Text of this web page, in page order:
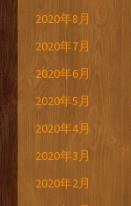
2020年8月
2020年7月
2020年6月
2020年5月
2020年4月
2020年3月
2020年2月